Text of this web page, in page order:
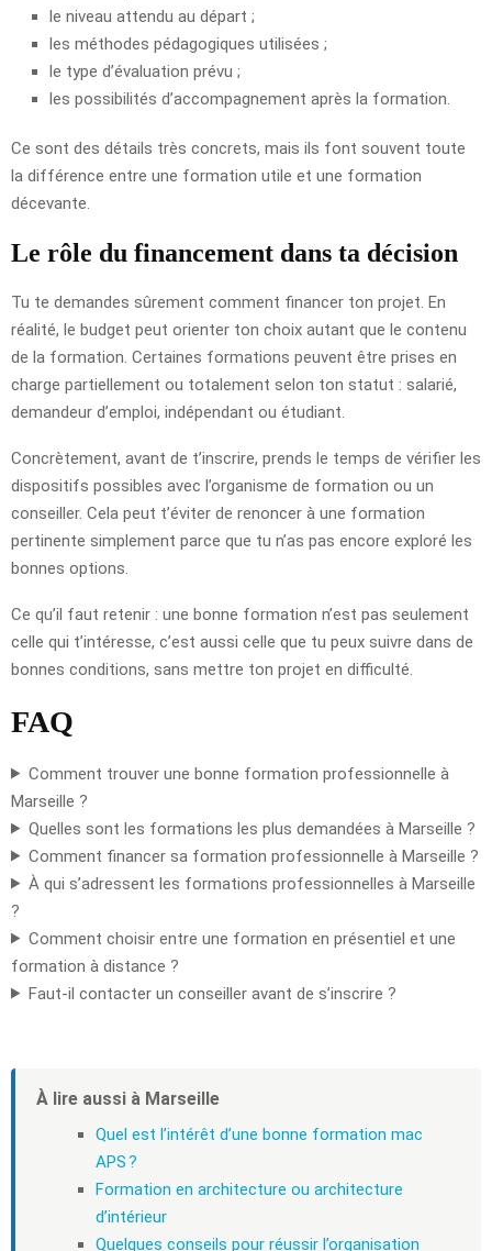
le niveau attendu au départ ;
les méthodes pédagogiques utilisées ;
le type d’évaluation prévu ;
les possibilités d’accompagnement après la formation.
Ce sont des détails très concrets, mais ils font souvent toute
la différence entre une formation utile et une formation
décevante.
Le rôle du financement dans ta décision
Tu te demandes sûrement comment financer ton projet. En
réalité, le budget peut orienter ton choix autant que le contenu
de la formation. Certaines formations peuvent être prises en
charge partiellement ou totalement selon ton statut : salarié,
demandeur d’emploi, indépendant ou étudiant.
Concrètement, avant de t’inscrire, prends le temps de vérifier les
dispositifs possibles avec l’organisme de formation ou un
conseiller. Cela peut t’éviter de renoncer à une formation
pertinente simplement parce que tu n’as pas encore exploré les
bonnes options.
Ce qu’il faut retenir : une bonne formation n’est pas seulement
celle qui t’intéresse, c’est aussi celle que tu peux suivre dans de
bonnes conditions, sans mettre ton projet en difficulté.
FAQ
Comment trouver une bonne formation professionnelle à
Marseille ?
Quelles sont les formations les plus demandées à Marseille ?
Comment financer sa formation professionnelle à Marseille ?
À qui s’adressent les formations professionnelles à Marseille
?
Comment choisir entre une formation en présentiel et une
formation à distance ?
Faut-il contacter un conseiller avant de s’inscrire ?
À lire aussi à Marseille
Quel est l’intérêt d’une bonne formation mac
APS ?
Formation en architecture ou architecture
d’intérieur
Quelques conseils pour réussir l’organisation